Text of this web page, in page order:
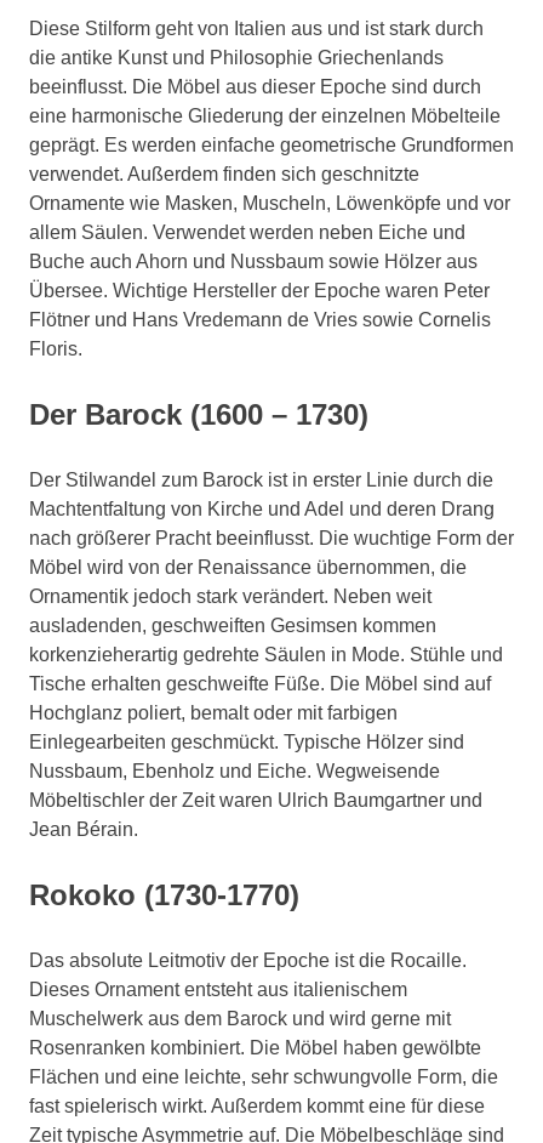
Diese Stilform geht von Italien aus und ist stark durch
die antike Kunst und Philosophie Griechenlands
beeinflusst. Die Möbel aus dieser Epoche sind durch
eine harmonische Gliederung der einzelnen Möbelteile
geprägt. Es werden einfache geometrische Grundformen
verwendet. Außerdem finden sich geschnitzte
Ornamente wie Masken, Muscheln, Löwenköpfe und vor
allem Säulen. Verwendet werden neben Eiche und
Buche auch Ahorn und Nussbaum sowie Hölzer aus
Übersee. Wichtige Hersteller der Epoche waren Peter
Flötner und Hans Vredemann de Vries sowie Cornelis
Floris.
Der Barock (1600 – 1730)
Der Stilwandel zum Barock ist in erster Linie durch die
Machtentfaltung von Kirche und Adel und deren Drang
nach größerer Pracht beeinflusst. Die wuchtige Form der
Möbel wird von der Renaissance übernommen, die
Ornamentik jedoch stark verändert. Neben weit
ausladenden, geschweiften Gesimsen kommen
korkenzieherartig gedrehte Säulen in Mode. Stühle und
Tische erhalten geschweifte Füße. Die Möbel sind auf
Hochglanz poliert, bemalt oder mit farbigen
Einlegearbeiten geschmückt. Typische Hölzer sind
Nussbaum, Ebenholz und Eiche. Wegweisende
Möbeltischler der Zeit waren Ulrich Baumgartner und
Jean Bérain.
Rokoko (1730-1770)
Das absolute Leitmotiv der Epoche ist die Rocaille.
Dieses Ornament entsteht aus italienischem
Muschelwerk aus dem Barock und wird gerne mit
Rosenranken kombiniert. Die Möbel haben gewölbte
Flächen und eine leichte, sehr schwungvolle Form, die
fast spielerisch wirkt. Außerdem kommt eine für diese
Zeit typische Asymmetrie auf. Die Möbelbeschläge sind